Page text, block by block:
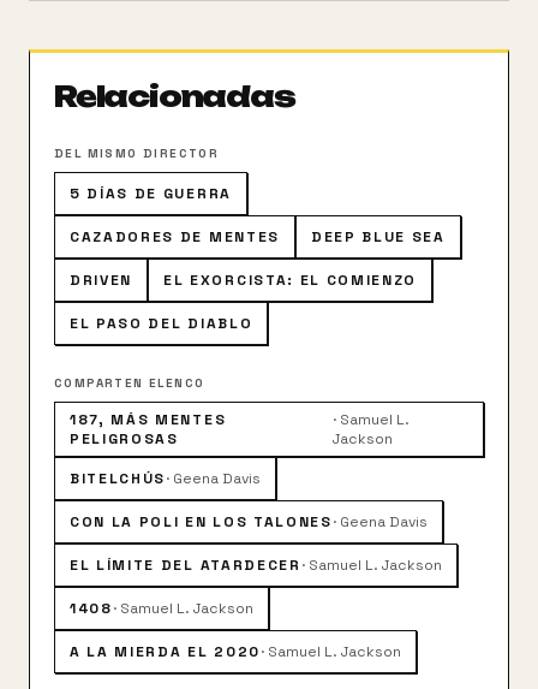
resultado de la investigación le deparará una enorme
Relacionadas
DEL MISMO DIRECTOR
5 DÍAS DE GUERRA
CAZADORES DE MENTES DEEP BLUE SEA
DRIVEN EL EXORCISTA: EL COMIENZO
EL PASO DEL DIABLO
COMPARTEN ELENCO
187, MÁS MENTES
PELIGROSAS
· Samuel L.
Jackson
BITELCHÚS· Geena Davis
CON LA POLI EN LOS TALONES· Geena Davis
EL LÍMITE DEL ATARDECER · Samuel L. Jackson
1408· Samuel L. Jackson
A LA MIERDA EL 2020· Samuel L. Jackson